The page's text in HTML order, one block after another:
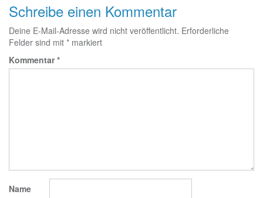
Schreibe einen Kommentar
Deine E-Mail-Adresse wird nicht veröffentlicht. Erforderliche
Felder sind mit * markiert
Kommentar*
Name